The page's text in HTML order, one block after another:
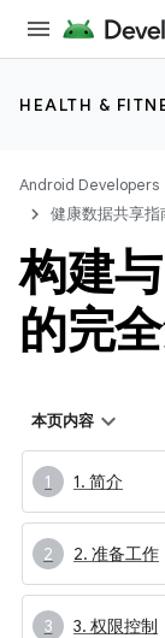
HEALTH &
Android Developers
健康数据共享指
构建
的完
本页内容
1. 简介
2. 准备工作
3. 权限控制